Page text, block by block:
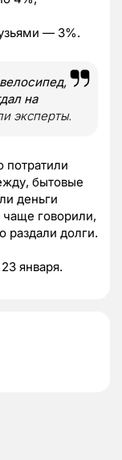
— 3%.
на
эксперты.
потратили
бытовые
деньги
говорили,
раздали долги.
января.